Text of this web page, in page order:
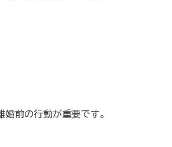
前の行動が重要です。